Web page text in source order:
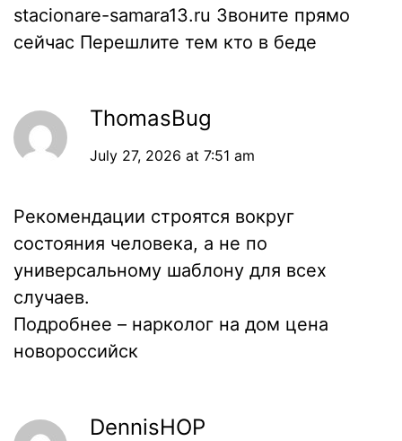
stacionare-samara13.ru Звоните прямо
сейчас Перешлите тем кто в беде
ThomasBug
July 27, 2026 at 7:51 am
Рекомендации строятся вокруг
состояния человека, а не по
универсальному шаблону для всех
случаев.
Подробнее – нарколог на дом цена
новороссийск
DennisHOP